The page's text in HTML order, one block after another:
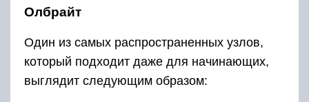
Олбрайт
Один из самых распространенных узлов,
который подходит даже для начинающих,
выглядит следующим образом: